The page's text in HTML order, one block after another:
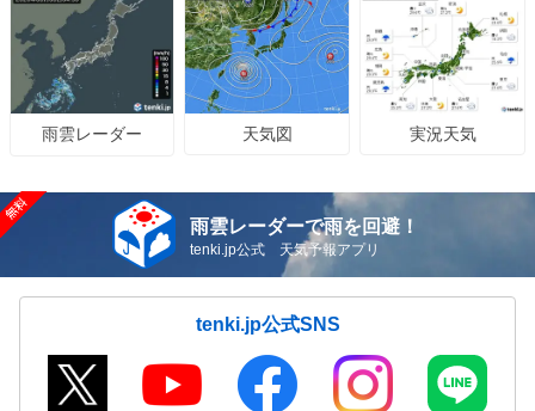
雨雲レーダー 天気図 実況天気
雨雲レーダーで雨を回避！
tenki.jp公式 天気予報アプリ
tenki.jp公式SNS